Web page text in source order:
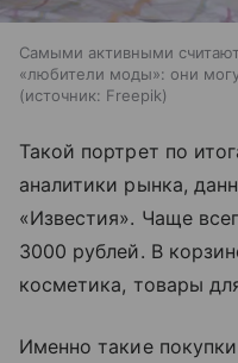
Самыми активными
«любители моды»: они
источник: Freepik
Такой портрет по
аналитики рынка,
«Известия». Чаще
3000 рублей. В
косметика, товары
Именно такие